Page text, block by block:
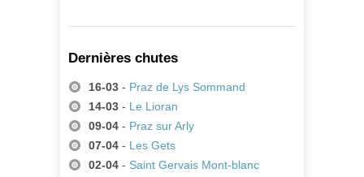
Dernières chutes
16-03 - Praz de Lys Sommand
14-03 - Le Lioran
09-04 - Praz sur Arly
07-04 - Les Gets
02-04 - Saint Gervais Mont-blanc